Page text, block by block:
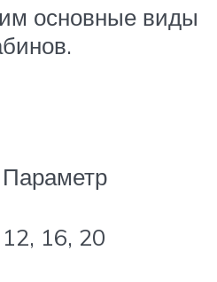
основные виды
Параметр
12, 16, 20